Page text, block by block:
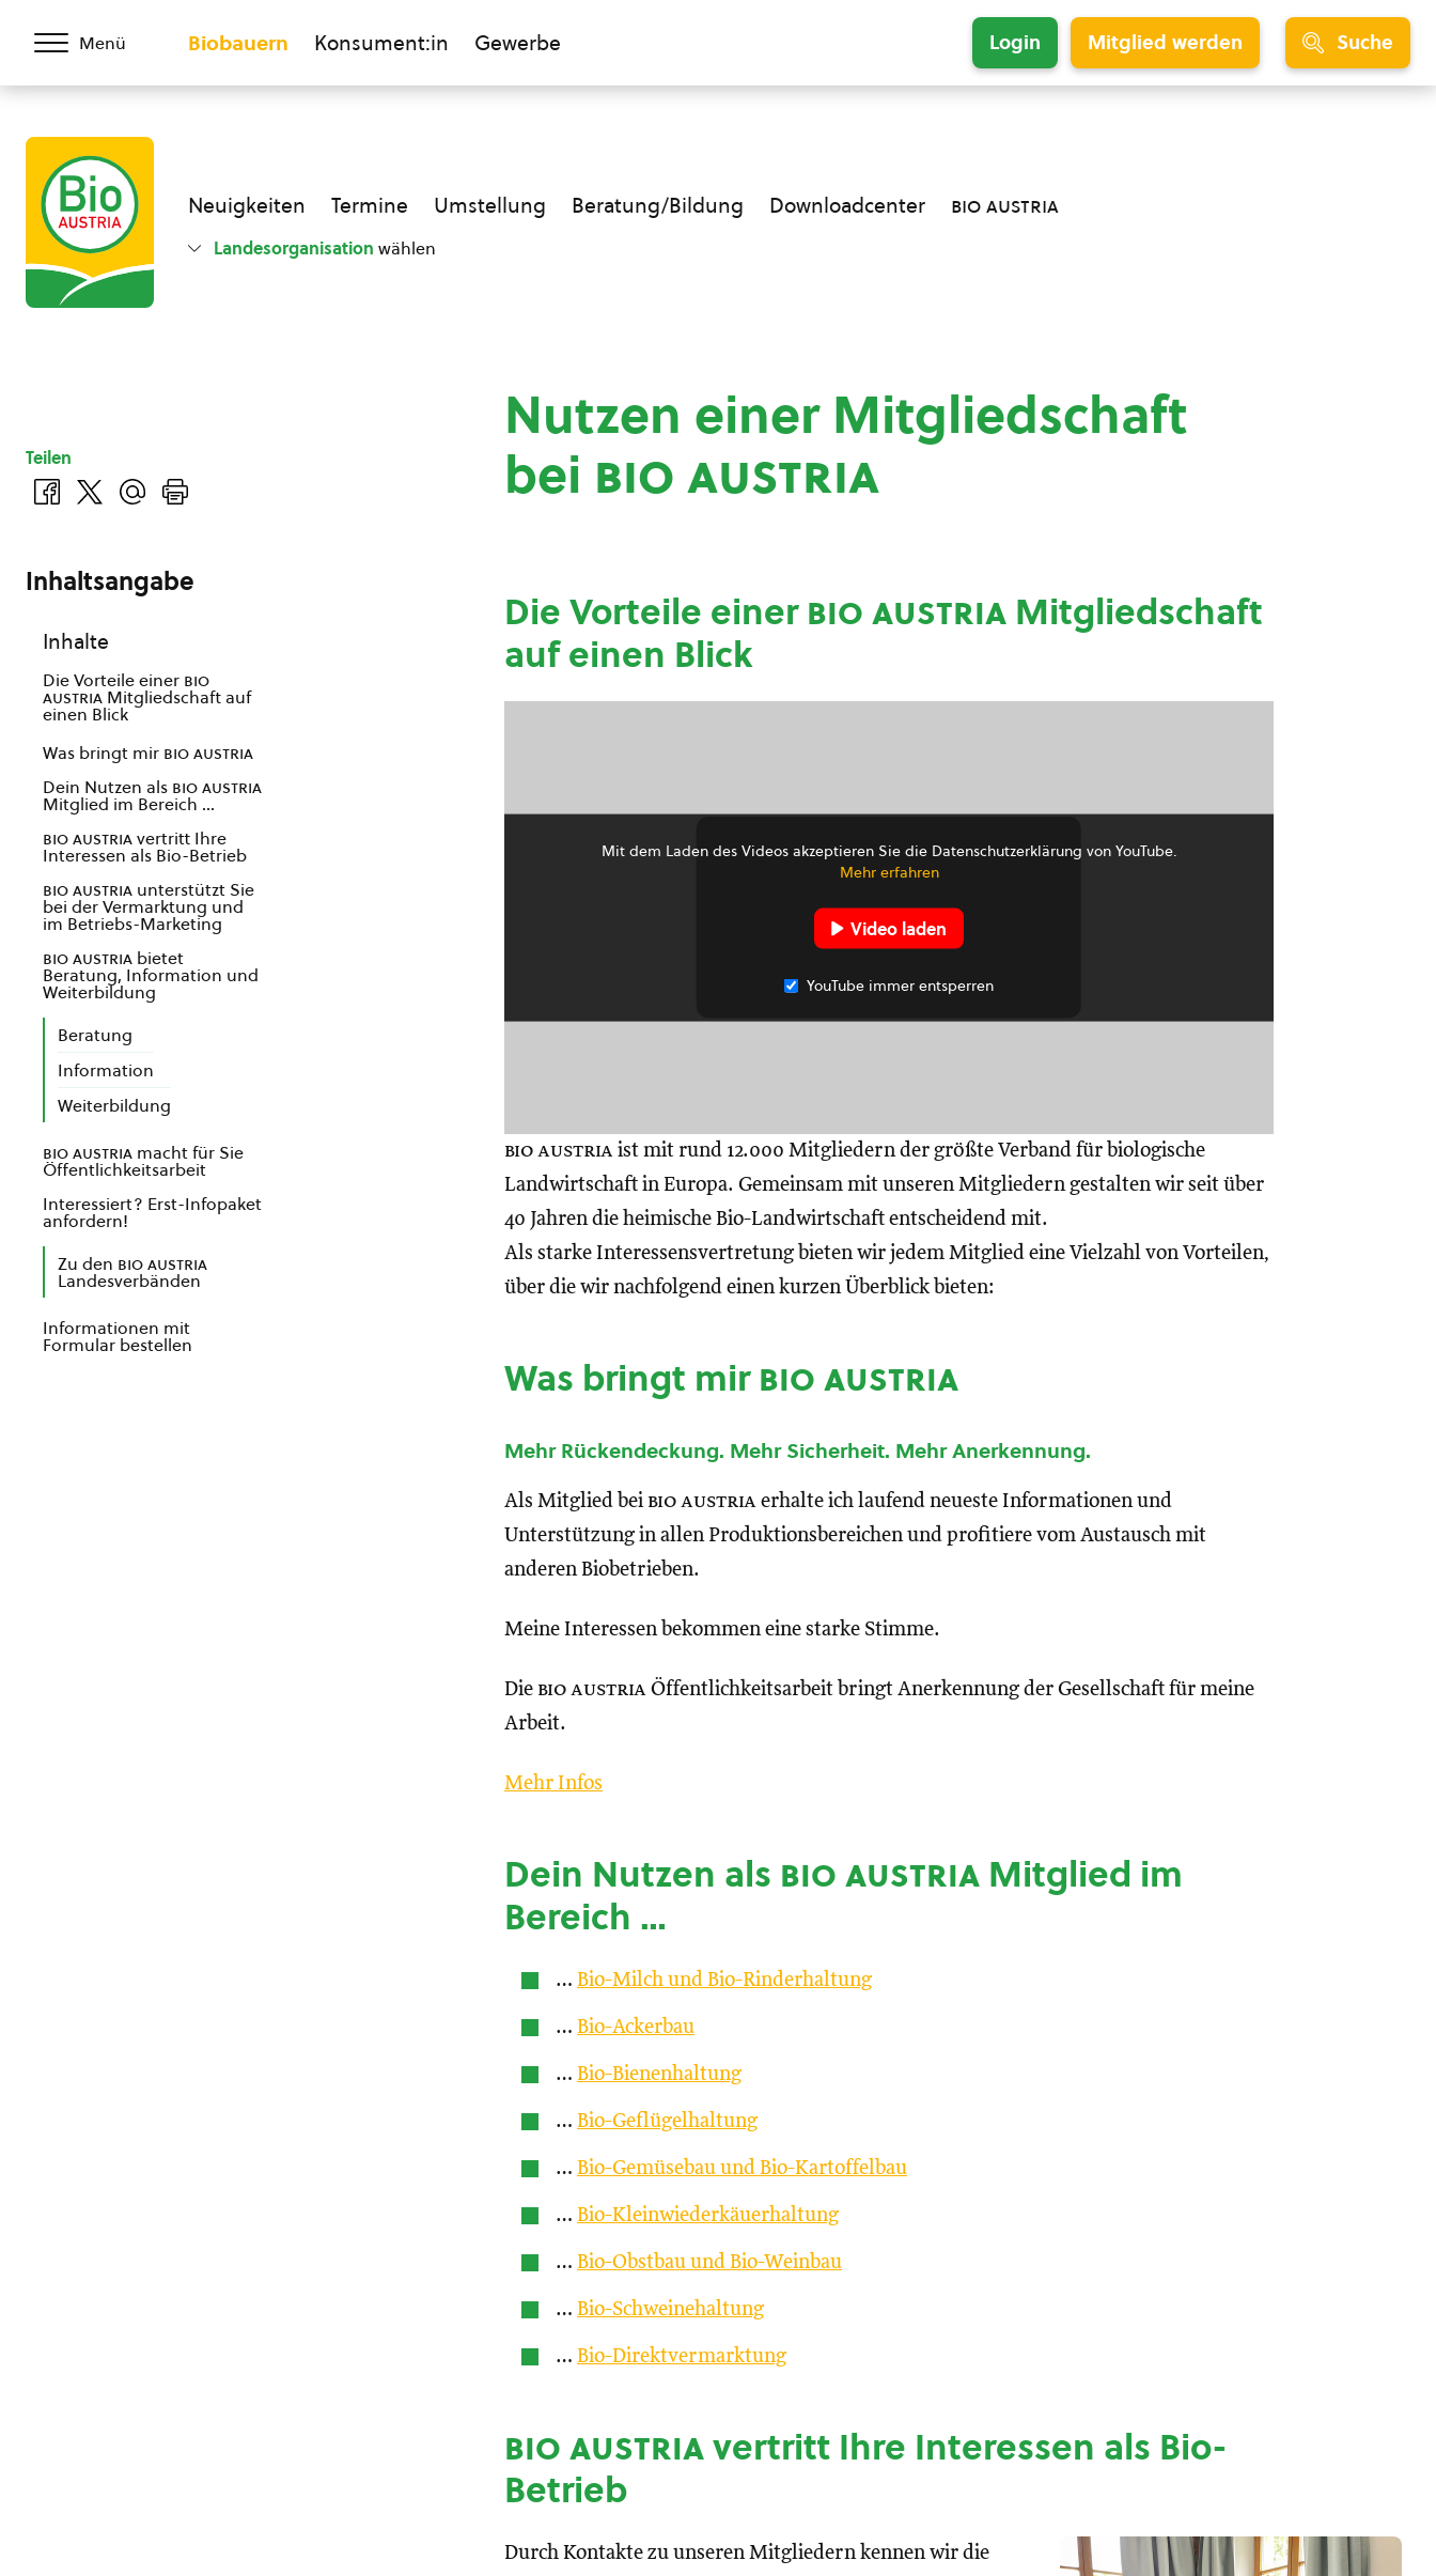
Menü Biobauern Konsument:in Gewerbe Login Mitglied werden Suche
Neuigkeiten Termine Umstellung Beratung/Bildung Downloadcenter bio austria
Landesorganisation wählen
Nutzen einer Mitgliedschaft
bei bio austria
Die Vorteile einerbio austria Mitgliedschaft
auf einen Blick
Mit dem Laden des Videos akzeptieren Sie die Datenschutzerklärung von YouTube.
Mehr erfahren
Video laden
YouTube immer entsperren
bio austria ist mit rund 12.000 Mitgliedern der größte Verband für biologische
Landwirtschaft in Europa. Gemeinsam mit unseren Mitgliedern gestalten wir seit über
40 Jahren die heimische Bio-Landwirtschaft entscheidend mit.
Als starke Interessensvertretung bieten wir jedem Mitglied eine Vielzahl von Vorteilen,
über die wir nachfolgend einen kurzen Überblick bieten:
Was bringt mirbio austria
Mehr Rückendeckung. Mehr Sicherheit. Mehr Anerkennung.
Als Mitglied bei bio austria erhalte ich laufend neueste Informationen und
Unterstützung in allen Produktionsbereichen und profitiere vom Austausch mit
anderen Biobetrieben.
Meine Interessen bekommen eine starke Stimme.
Die bio austria Öffentlichkeitsarbeit bringt Anerkennung der Gesellschaft für meine
Arbeit.
Mehr Infos
Dein Nutzen als bio austria Mitglied im
Bereich …
… Bio-Milch und Bio-Rinderhaltung
… Bio-Ackerbau
… Bio-Bienenhaltung
… Bio-Geflügelhaltung
… Bio-Gemüsebau und Bio-Kartoffelbau
… Bio-Kleinwiederkäuerhaltung
… Bio-Obstbau und Bio-Weinbau
… Bio-Schweinehaltung
… Bio-Direktvermarktung
bio austriavertritt Ihre Interessen als Bio-
Betrieb
Durch Kontakte zu unseren Mitgliedern kennen wir die
Teilen
Inhaltsangabe
Inhalte
Die Vorteile einer bio
austria Mitgliedschaft auf
einen Blick
Was bringt mir bio austria
Dein Nutzen als bio austria
Mitglied im Bereich …
bio austriavertritt Ihre
Interessen als Bio-Betrieb
bio austria unterstützt Sie
bei der Vermarktung und
im Betriebs-Marketing
bio austria bietet
Beratung, Information und
Weiterbildung
Beratung
Information
Weiterbildung
bio austria macht für Sie
Öffentlichkeitsarbeit
Interessiert? Erst-Infopaket
anfordern!
Zu den bio austria
Landesverbänden
Informationen mit
Formular bestellen